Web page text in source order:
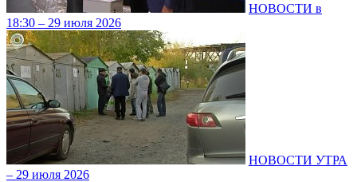
НОВОСТИ в
18:30 – 29 июля 2026
НОВОСТИ УТРА
– 29 июля 2026